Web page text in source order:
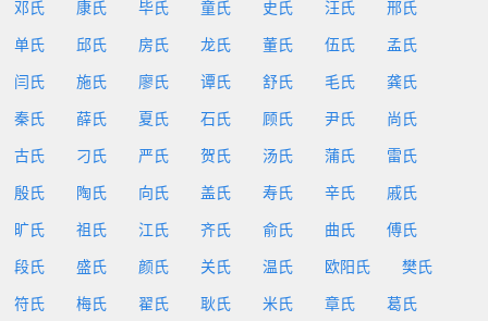
邓氏 康氏 毕氏 童氏 史氏 汪氏 邢氏
单氏 邱氏 房氏 龙氏 董氏 伍氏 孟氏
闫氏 施氏 廖氏 谭氏 舒氏 毛氏 龚氏
秦氏 薛氏 夏氏 石氏 顾氏 尹氏 尚氏
古氏 刁氏 严氏 贺氏 汤氏 蒲氏 雷氏
殷氏 陶氏 向氏 盖氏 寿氏 辛氏 戚氏
旷氏 祖氏 江氏 齐氏 俞氏 曲氏 傅氏
段氏 盛氏 颜氏 关氏 温氏 欧阳氏 樊氏
符氏 梅氏 翟氏 耿氏 米氏 章氏 葛氏